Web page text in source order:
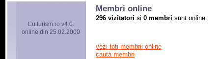
Culturism.ro v4.0.
online din 25.02.2000
Membri online
296 vizitatori si 0 membri sunt online:
vezi toti membrii online
cauta membri